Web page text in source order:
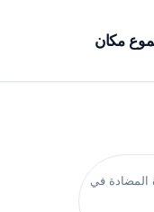
مكان
المضادة في